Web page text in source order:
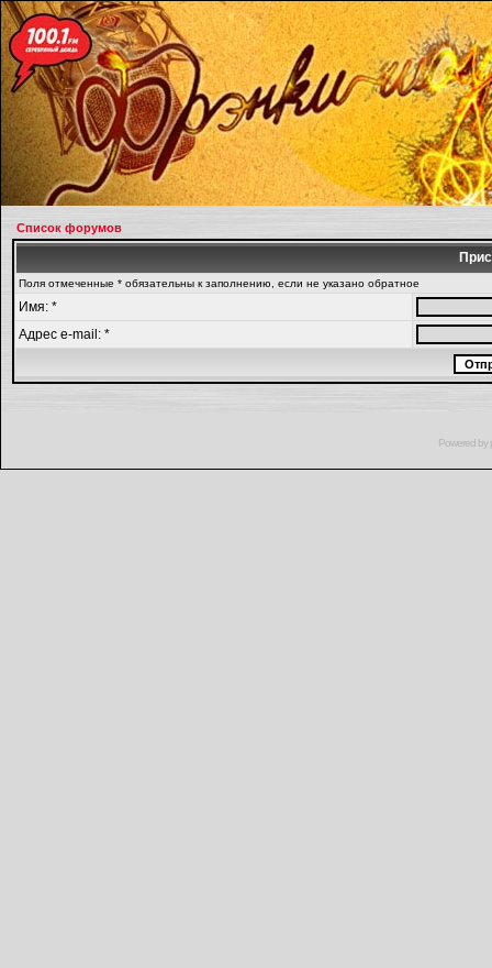
Список форумов
Поля отмеченные * обязательны к заполнению, если не указано обратное
Имя: *
Адрес e-mail: *
Powered by